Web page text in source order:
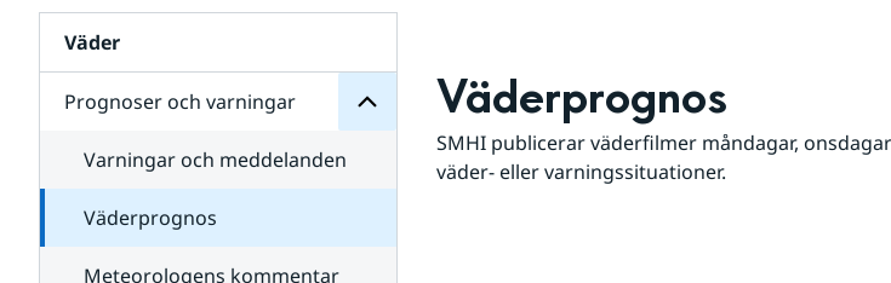
Väder
Prognoser och varningar
för
Varningar och meddelanden
Väderprognos
Meteorologens kommentar
Väderprognos
SMHI publicerar väderfilmer måndagar,
väder- eller varningssituationer.